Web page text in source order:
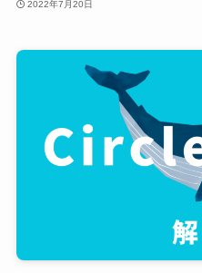
2022年7月20日